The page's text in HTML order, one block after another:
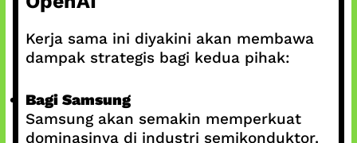
Kerja sama ini diyakini akan membawa
dampak strategis bagi kedua pihak:
Bagi Samsung
Samsung akan semakin memperkuat
dominasinya di industri semikonduktor.